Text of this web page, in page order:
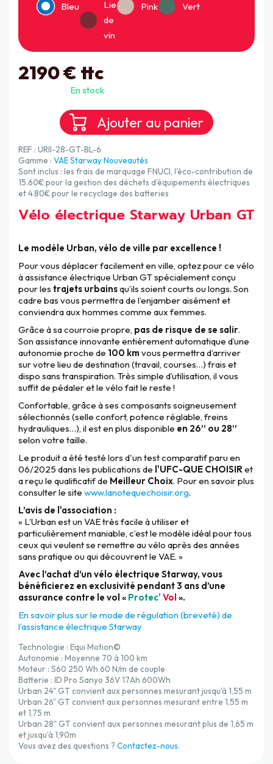
Vélo électrique Starway Urban GT
Le modèle Urban, vélo de ville par excellence !
Pour vous déplacer facilement en ville, optez pour ce vélo
à assistance électrique Urban GT spécialement conçu
pour les trajets urbainsqu’ils soient courts ou longs. Son
cadre bas vous permettra de l’enjamber aisément et
conviendra aux hommes comme aux femmes.
Grâce à sa courroie propre, pas de risque de se salir.
Son assistance innovante entièrement automatique d’une
autonomie proche de 100 km vous permettra d’arriver
sur votre lieu de destination (travail, courses…) frais et
dispo sans transpiration. Très simple d’utilisation, il vous
suffit de pédaler et le vélo fait le reste !
Confortable, grâce à ses composants soigneusement
sélectionnés (selle confort, potence réglable, freins
hydrauliques…), il est en plus disponible en 26’’ ou 28’’
selon votre taille.
Le produit a été testé lors d'un test comparatif paru en
06/2025 dans les publications de l'UFC-QUE CHOISIRet
a reçu le qualificatif de Meilleur Choix. Pour en savoir plus
consulter le site www.lanotequechoisir.org.
L’avis de l'association :
« L’Urban est un VAE très facile à utiliser et
particulièrement maniable, c’est le modèle idéal pour tous
ceux qui veulent se remettre au vélo après des années
sans pratique ou qui découvrent le VAE. »
Avec l’achat d’un vélo électrique Starway, vous
bénéficierez en exclusivité pendant 3 ans d’une
assurance contre le vol « Protec' Vol ».
En savoir plus sur le mode de régulation (breveté) de
l’assistance électrique Starway
Technologie : Equi Motion©
Autonomie : Moyenne 70 à 100 km
Moteur : S60 250 Wh 60 N/m de couple
Batterie : ID Pro Sanyo 36V 17Ah 600Wh
Urban 24" GT convient aux personnes mesurant jusqu'à 1,55 m
Urban 26" GT convient aux personnes mesurant entre 1,55 m
et 1,75 m
Urban 28" GT convient aux personnes mesurant plus de 1,65 m
et jusqu'à 1,90m
Vous avez des questions ? Contactez-nous.
Bleu
Lie
de
vin
Pink Vert
2190€ ttc
En stock
REF : URII-28-GT-BL-6
Gamme : VAE Starway Nouveautés
Sont inclus : les frais de marquage FNUCI, l'éco-contribution de
15.60€ pour la gestion des déchets d'équipements électriques
et 4.80€ pour le recyclage des batteries